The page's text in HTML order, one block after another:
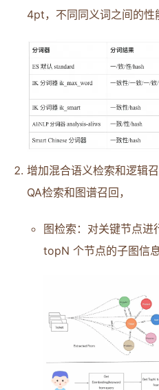
4pt，不同同义词之间的性
增加混合语义检索和逻辑
QA检索和图谱召回，
图检索：对关键节点进
topN 个节点的子图信息